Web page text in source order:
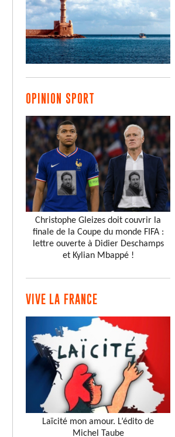
OPINION SPORT
Christophe Gleizes doit couvrir la
finale de la Coupe du monde FIFA :
lettre ouverte à Didier Deschamps
et Kylian Mbappé !
VIVE LA FRANCE
Laïcité mon amour. L’édito de
Michel Taube